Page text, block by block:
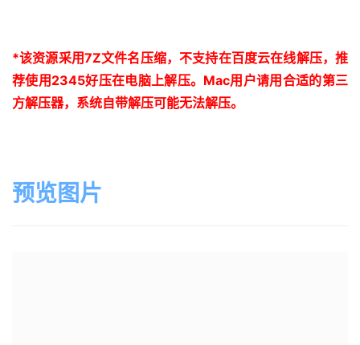
*该资源采用7Z文件名压缩，不支持在百度云在线解压，推
荐使用2345好压在电脑上解压。 Mac用户请用合适的第三
方解压器，系统自带解压可能无法解压。
预览图片